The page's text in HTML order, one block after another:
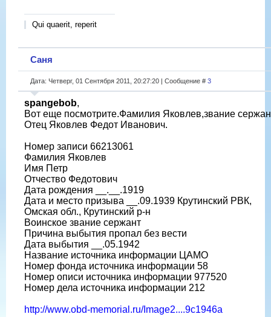
Qui quaerit, reperit
Саня
Дата: Четверг, 01 Сентября 2011, 20:27:20 | Сообщение # 3
spangebob,
Вот еще посмотрите.Фамилия Яковлев,звание
Отец Яковлев Федот Иванович.
Номер записи 66213061
Фамилия Яковлев
Имя Петр
Отчество Федотович
Дата рождения __.__.1919
Дата и место призыва __.09.1939 Крутинский РВК,
Омская обл., Крутинский р-н
Воинское звание сержант
Причина выбытия пропал без вести
Дата выбытия __.05.1942
Название источника информации ЦАМО
Номер фонда источника информации 58
Номер описи источника информации 977520
Номер дела источника информации 212
http://www.obd-memorial.ru/Image2....9c1946a